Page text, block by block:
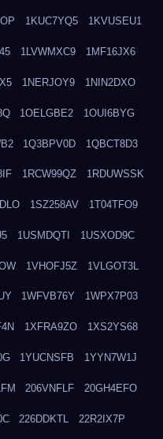
1KUC7YQ5 1KVUSEU1
1LVWMXC9 1MF16JX6
1NERJOY9 1NIN2DXO
1OELGBE2 1OUI6BYG
1Q3BPV0D 1QBCT8D3
1RCW99QZ 1RDUWSSK
1SZ258AV 1T04TFO9
1USMDQTI 1USXOD9C
1VHOFJ5Z 1VLGOT3L
1WFVB76Y 1WPX7P03
1XFRA9ZO 1XS2YS68
1YUCNSFB 1YYN7W1J
206VNFLF 20GH4EFO
226DDKTL 22R2IX7P